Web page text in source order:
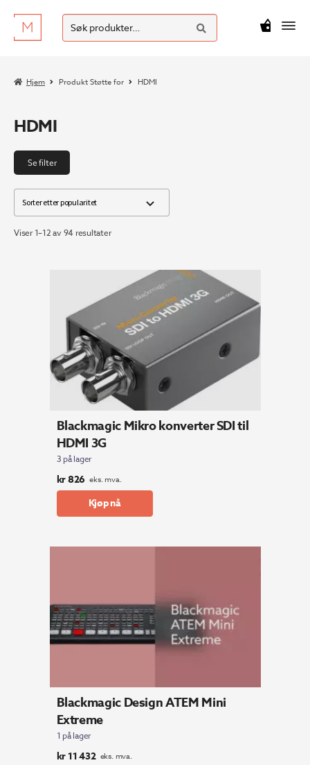
Hopp
til
Hopp
til
Søk
etter:
SØK
kr0
Hjem Produkt Støtte for HDMI
HDMI
Se filter
Viser 1–12 av 94 resultaterSortert
Blackmagic Mikro konverter SDI til
HDMI 3G
3 på lager
kr826 eks. mva.
Kjøp nå
Blackmagic Design ATEM Mini
Extreme
1 på lager
kr11 432 eks. mva.